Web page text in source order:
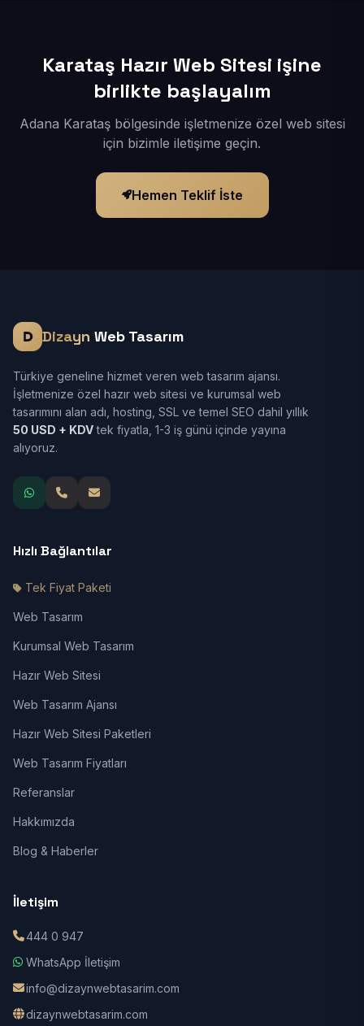
Karataş Hazır Web Sitesi işine
birlikte başlayalım
Adana Karataş bölgesinde işletmenize özel web sitesi
için bizimle iletişime geçin.
Hemen Teklif İste
Dizayn Web Tasarım
Türkiye geneline hizmet veren web tasarım ajansı.
İşletmenize özel hazır web sitesi ve kurumsal web
tasarımını alan adı, hosting, SSL ve temel SEO dahil yıllık
50 USD + KDVtek fiyatla, 1-3 iş günü içinde yayına
alıyoruz.
Hızlı Bağlantılar
Tek Fiyat Paketi
Web Tasarım
Kurumsal Web Tasarım
Hazır Web Sitesi
Web Tasarım Ajansı
Hazır Web Sitesi Paketleri
Web Tasarım Fiyatları
Referanslar
Hakkımızda
Blog & Haberler
İletişim
444 0 947
WhatsApp İletişim
info@dizaynwebtasarim.com
dizaynwebtasarim.com